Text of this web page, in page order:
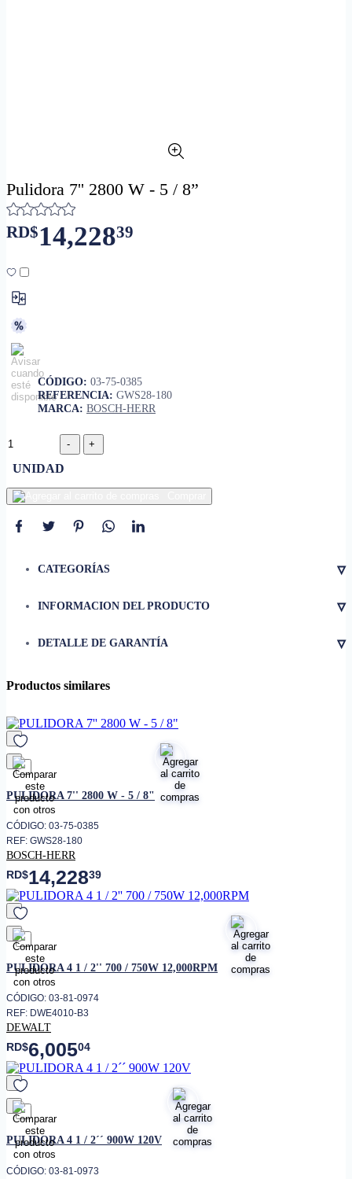
Pulidora 7'' 2800 W - 5 / 8”
RD$14,22839
CÓDIGO: 03-75-0385
REFERENCIA: GWS28-180
MARCA: BOSCH-HERR
UNIDAD
CATEGORÍAS ▿
INFORMACION DEL PRODUCTO ▿
• Tipo
• Velocidad sin carga
• Rosca del husillo
• Interruptor
Tri-Control (previene activación
involuntaria)
• Protección
Cubierta protectora con bloqueo
• Refrigeración
• Aplicaciones
Corte y desbaste de metal,
concreto y otros materiales duros
Empuñadura lateral, cubierta
protectora, llave de ajuste
DETALLE DE GARANTÍA ▿
Productos similares
favorito
PULIDORA 7'' 2800 W - 5 / 8"
CÓDIGO: 03-75-0385
REF: GWS28-180
BOSCH-HERR
RD$14,22839
favorito
PULIDORA 4 1 / 2'' 700 / 750W 12,000RPM
CÓDIGO: 03-81-0974
REF: DWE4010-B3
DEWALT
RD$6,00504
favorito
PULIDORA 4 1 / 2´´ 900W 120V
CÓDIGO: 03-81-0973